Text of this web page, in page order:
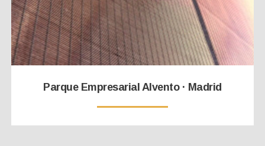
Parque Empresarial Alvento · Madrid